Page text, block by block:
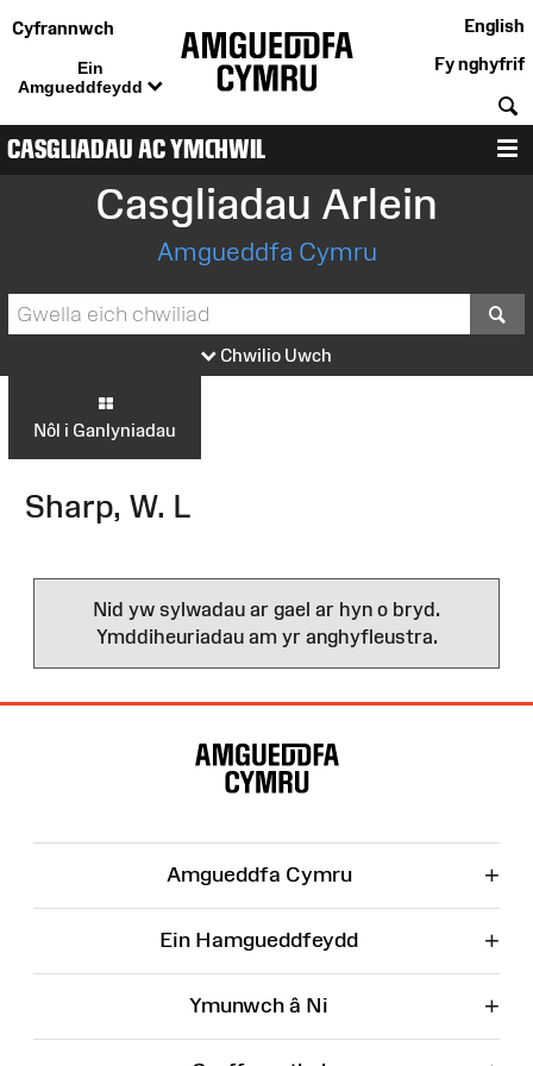
Cyfrannwch
Ein
Amgueddfeydd
English
Fy nghyfrif
CASGLIADAU AC YMCHWIL
Casgliadau Arlein
Amgueddfa Cymru
Chwilio Uwch
Nôl i Ganlyniadau
Sharp, W. L
Nid yw sylwadau ar gael ar hyn o bryd.
Ymddiheuriadau am yr anghyfleustra.
Amgueddfa Cymru +
Ein Hamgueddfeydd +
Ymunwch â Ni +